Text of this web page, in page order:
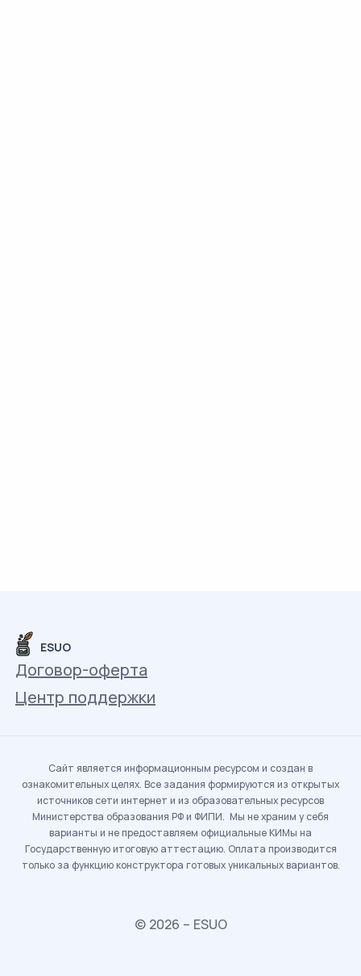
ESUO
Договор-оферта
Центр поддержки
Сайт является информационным ресурсом и создан в
ознакомительных целях. Все задания формируются из открытых
источников сети интернет и из образовательных ресурсов
Министерства образования РФ и ФИПИ. Мы не храним у себя
варианты и не предоставляем официальные КИМы на
Государственную итоговую аттестацию. Оплата производится
только за функцию конструктора готовых уникальных вариантов.
© 2026 – ESUO